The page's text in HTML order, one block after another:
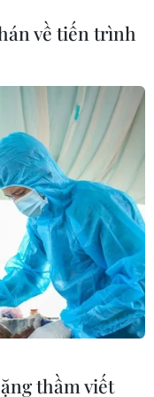
Vietnam+)
về tiến trình
thầm viết